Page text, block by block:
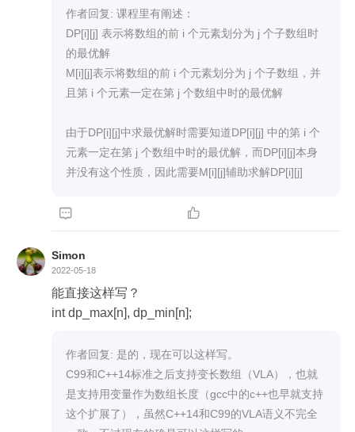
一个  i === j 的基础上，加上当前值 nums[i-1] 。
(3) 其它的地方初始化成0，在定义备忘录的时候就
可以初始化好。
(4) 当 j > i 的时候，返回的肯定是0。因为无法用较
少的元素组合出较多的子数组。可以在第二层循环
同的情况，就走第三步的默认值。
状态方程的推导：
(1) DP[i-1][j] : 代表着当前元素 nums[i-1] 不需要加入
(2) DP[i-1][j] + nums[i-1] ，代表着当前元素 nums[i-
1] 加入会更大。但是这里有个问题，因为 DP[i-1][j]
表示已经组合出 j 个子数组了，如果想加入 nums[i-
录末尾元素包含在内的最优解。M[i][j] 代表当前元素
nums[i-1] 必须包括在内的最优解（但不一定是整个
题的最优解，仅仅辅助用）。所以这个位置的推导
作者回复: 课程里有阐述：
DP[i][j] 表示将数组的前 i 个元素划分为 j 个子数组时
的最优解
M[i][j]表示将数组的前 i 个元素划分为 j 个子数组，并
且第 i 个元素一定在第 j 个数组中时的最优解
由于DP[i][j]中求最优解时需要知道DP[i][j] 中的第 i 个
元素一定在第 j 个数组中时的最优解，而DP[i][j]本身
并没有这个性质，因此需要M[i][j]辅助求解DP[i][j]
 
Simon
2022-05-18
能直接这样写？
int dp_max[n], dp_min[n];
作者回复: 是的，现在可以这样写。
C99和C++14标准之后支持变长数组（VLA），也就
是支持用变量作为数组长度（gcc中的c++也早就支持
这个扩展了），虽然C++14和C99的VLA语义不完全